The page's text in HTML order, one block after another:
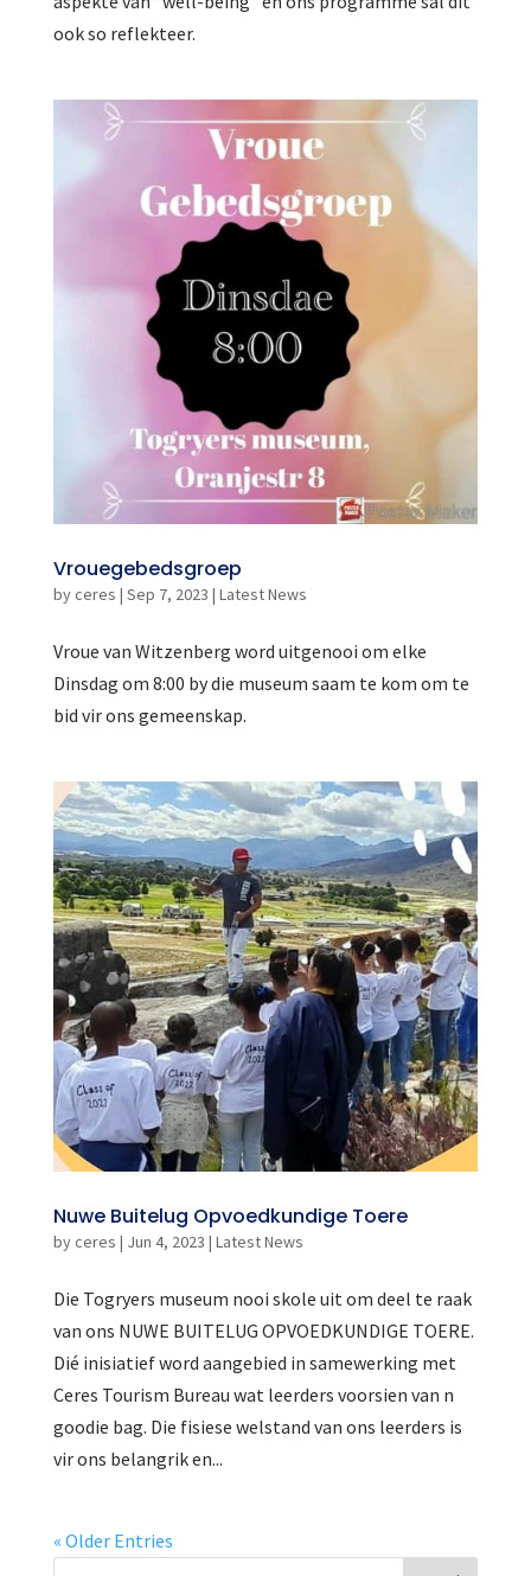
ook so reflekteer.
Vrouegebedsgroep
byceres | Sep 7, 2023 | Latest News
Vroue van Witzenberg word uitgenooi om elke
Dinsdag om 8:00 by die museum saam te kom om te
bid vir ons gemeenskap.
Nuwe Buitelug Opvoedkundige Toere
byceres | Jun 4, 2023 | Latest News
Die Togryers museum nooi skole uit om deel te raak
van ons NUWE BUITELUG OPVOEDKUNDIGE TOERE.
Dié inisiatief word aangebied in samewerking met
Ceres Tourism Bureau wat leerders voorsien van n
goodie bag. Die fisiese welstand van ons leerders is
vir ons belangrik en...
« Older Entries